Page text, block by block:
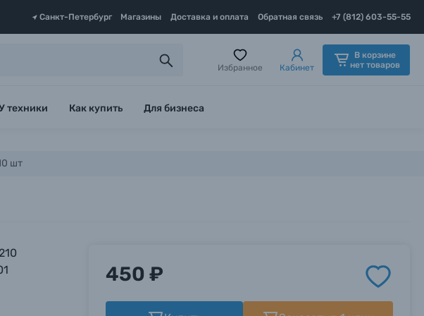
Санкт-Петербург Магазины Доставка и оплата Обратная связь +7 (812) 603-55-55
Избранное Кабинет
В корзине
нет товаров
техники Как купить Для бизнеса
шт
450 ₽